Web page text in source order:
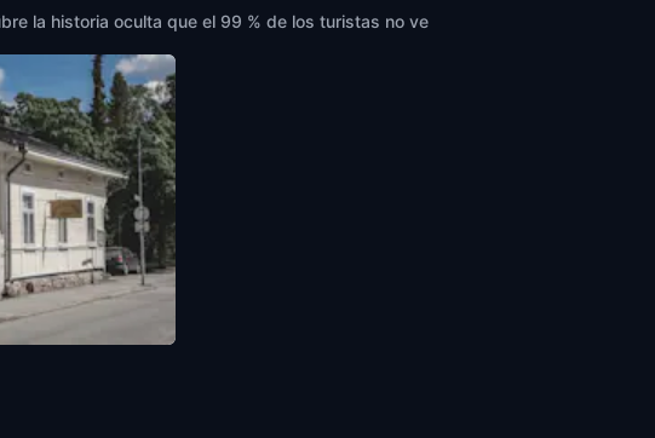
la historia oculta que el 99 % de los turistas no ve